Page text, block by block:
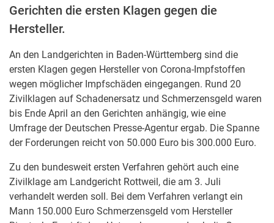
Gerichten die ersten Klagen gegen die
Hersteller.
An den Landgerichten in Baden-Württemberg sind die
ersten Klagen gegen Hersteller von Corona-Impfstoffen
wegen möglicher Impfschäden eingegangen. Rund 20
Zivilklagen auf Schadenersatz und Schmerzensgeld waren
bis Ende April an den Gerichten anhängig, wie eine
Umfrage der Deutschen Presse-Agentur ergab. Die Spanne
der Forderungen reicht von 50.000 Euro bis 300.000 Euro.
Zu den bundesweit ersten Verfahren gehört auch eine
Zivilklage am Landgericht Rottweil, die am 3. Juli
verhandelt werden soll. Bei dem Verfahren verlangt ein
Mann 150.000 Euro Schmerzensgeld vom Hersteller